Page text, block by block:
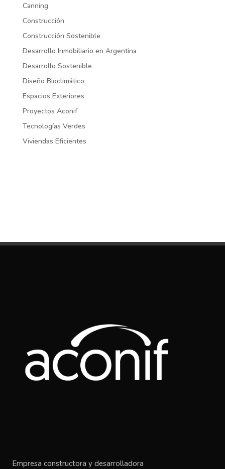
Canning
Construcción
Construcción Sostenible
Desarrollo Inmobiliario en Argentina
Desarrollo Sostenible
Diseño Bioclimático
Espacios Exteriores
Proyectos Aconif
Tecnologías Verdes
Viviendas Eficientes
Empresa constructora y desarrolladora